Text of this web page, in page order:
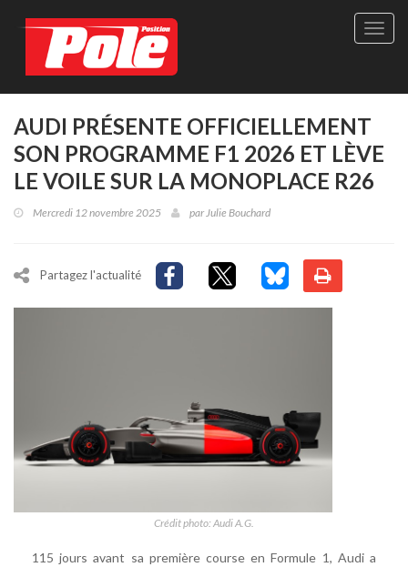
Site
Le
AUDI PRÉSENTE OFFICIELLEMENT
SON PROGRAMME F1 2026 ET LÈVE
LE VOILE SUR LA MONOPLACE R26
Mercredi 12 novembre 2025 parJulie Bouchard
Partagez l'actualité
Crédit photo: Audi A.G.
115 jours avant sa première course en Formule 1, Audi a